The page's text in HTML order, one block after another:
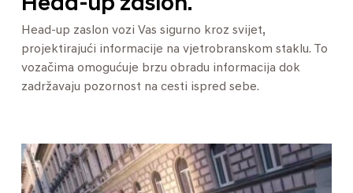
Head-up zaslon.
Head-up zaslon vozi Vas sigurno kroz svijet,
projektirajući informacije na vjetrobranskom staklu. To
vozačima omogućuje brzu obradu informacija dok
zadržavaju pozornost na cesti ispred sebe.